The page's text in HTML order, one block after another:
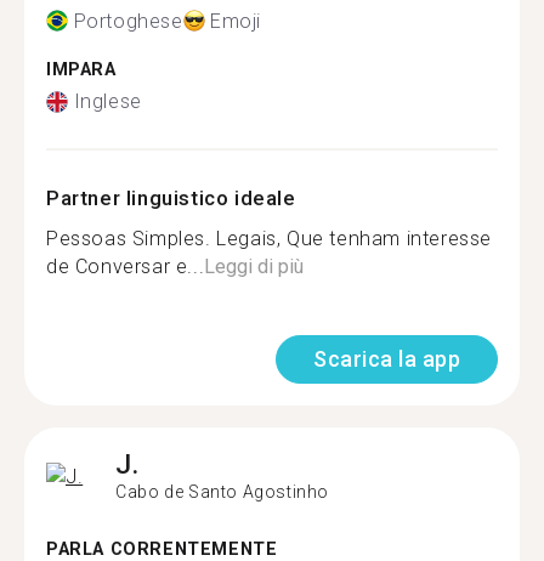
Portoghese Emoji
IMPARA
Inglese
Partner linguistico ideale
Pessoas Simples. Legais, Que tenham interesse
de Conversar e...Leggi di più
Scarica la app
J.
Cabo de Santo Agostinho
PARLA CORRENTEMENTE